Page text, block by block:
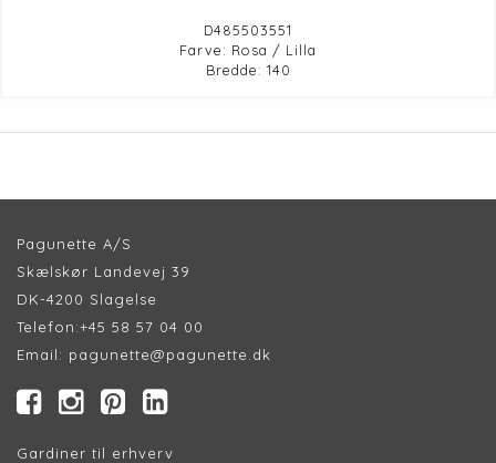
D485503551
Farve: Rosa / Lilla
Bredde: 140
Pagunette A/S
Skælskør Landevej 39
DK-4200 Slagelse
Telefon:+45 58 57 04 00
Email: pagunette@pagunette.dk
Gardiner til erhverv